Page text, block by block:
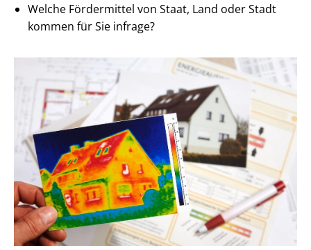
Welche Fördermittel von Staat, Land oder Stadt
kommen für Sie infrage?